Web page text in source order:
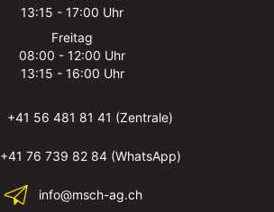
13:15 - 17:00 Uhr
Freitag
08:00 - 12:00 Uhr
13:15 - 16:00 Uhr
+41 56 481 81 41 (Zentrale)
+41 76 739 82 84 (WhatsApp)
info@msch-ag.ch